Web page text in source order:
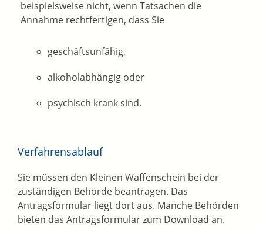
beispielsweise nicht, wenn Tatsachen die
Annahme rechtfertigen, dass Sie
geschäftsunfähig,
alkoholabhängig oder
psychisch krank sind.
Verfahrensablauf
Sie müssen den Kleinen Waffenschein bei der
zuständigen Behörde beantragen. Das
Antragsformular liegt dort aus. Manche Behörden
bieten das Antragsformular zum Download an.